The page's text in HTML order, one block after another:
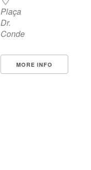
Plaça
Dr.
Conde
MORE INFO